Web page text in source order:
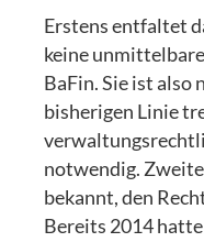
Erstens entfaltet
keine
BaFin. Sie ist also
bisherigen Linie
notwendig.
bekannt, den
Bereits 2014